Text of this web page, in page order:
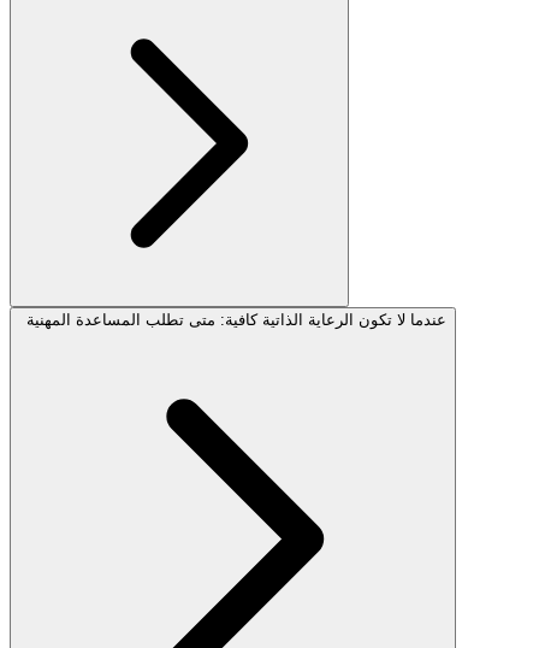
عندما لا تكون الرعاية الذاتية كافية: متى تطلب المساعدة المهنية